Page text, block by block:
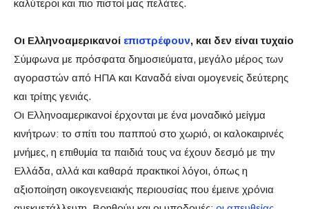
καλύτεροι και πιο πιστοί μας πελάτες.
Οι Ελληνοαμερικανοί επιστρέφουν, και δεν είναι τυχαίο
Σύμφωνα με πρόσφατα δημοσιεύματα, μεγάλο μέρος των
αγοραστών από ΗΠΑ και Καναδά είναι ομογενείς δεύτερης
και τρίτης γενιάς.
Οι Ελληνοαμερικανοί έρχονται με ένα μοναδικό μείγμα
κινήτρων: το σπίτι του παππού στο χωριό, οι καλοκαιρινές
μνήμες, η επιθυμία τα παιδιά τους να έχουν δεσμό με την
Ελλάδα, αλλά και καθαρά πρακτικοί λόγοι, όπως η
αξιοποίηση οικογενειακής περιουσίας που έμεινε χρόνια